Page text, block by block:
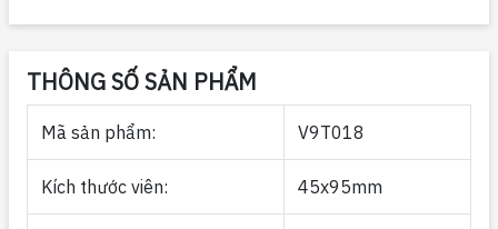
THÔNG SỐ SẢN PHẨM
Mã sản phẩm: V9T018
Kích thước viên: 45x95mm